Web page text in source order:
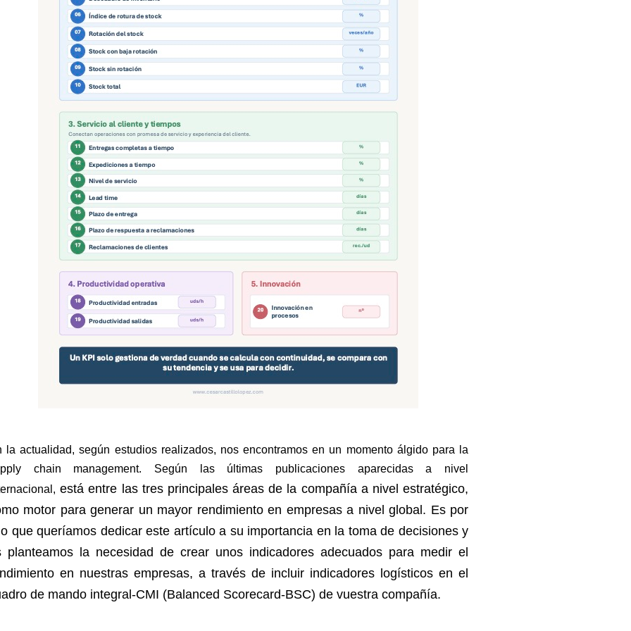
la actualidad, según estudios realizados, nos encontramos en un momento álgido para la
chain management. Según las últimas publicaciones aparecidas a nivel
está entre las tres principales áreas de la compañía a nivel estratégico,
motor para generar un mayor rendimiento en empresas a nivel global. Es por
que queríamos dedicar este artículo a su importancia en la toma de decisiones y
planteamos la necesidad de crear unos indicadores adecuados para medir el
en nuestras empresas, a través de incluir indicadores logísticos en el
de mando integral-CMI (Balanced Scorecard-BSC) de vuestra compañía.